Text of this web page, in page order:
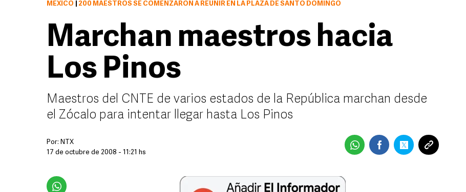
MÉXICO 200 MAESTROS SE COMENZARON A REUNIR EN LA PLAZA DE SANTO DOMINGO
Marchan maestros hacia
Los Pinos
Maestros del CNTE de varios estados de la República marchan desde
el Zócalo para intentar llegar hasta Los Pinos
Por: NTX
17 de octubre de 2008 - 11:21 hs